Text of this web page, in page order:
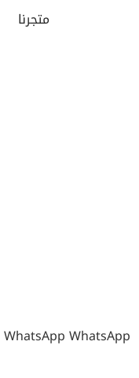
متجرنا
WhatsAppWhatsApp